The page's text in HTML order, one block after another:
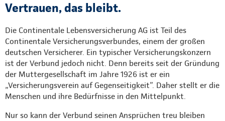
Vertrauen, das bleibt.
Die Continentale Lebensversicherung AG ist Teil des
Continentale Versicherungsverbundes, einem der großen
deutschen Versicherer. Ein typischer Versicherungskonzern
ist der Verbund jedoch nicht. Denn bereits seit der Gründung
der Muttergesellschaft im Jahre 1926 ist er ein
„Versicherungsverein auf Gegenseitigkeit”. Daher stellt er die
Menschen und ihre Bedürfnisse in den Mittelpunkt.
Nur so kann der Verbund seinen Ansprüchen treu bleiben